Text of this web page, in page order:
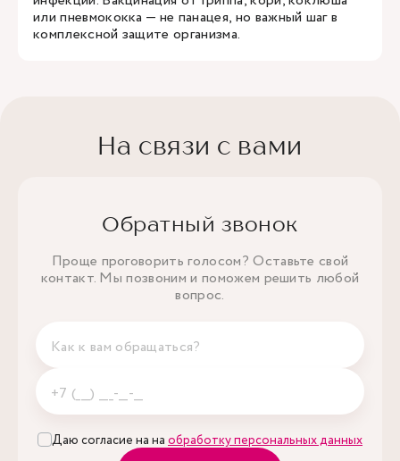
или пневмококка — не панацея, но важный шаг в
комплексной защите организма.
На связи с вами
Обратный звонок
Проще проговорить голосом? Оставьте свой
контакт. Мы позвоним и поможем решить любой
вопрос.
Даю согласие на на обработку персональных данных